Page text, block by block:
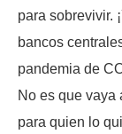
para sobrevivir.
bancos
pandemia de
No es que vaya
para quien lo